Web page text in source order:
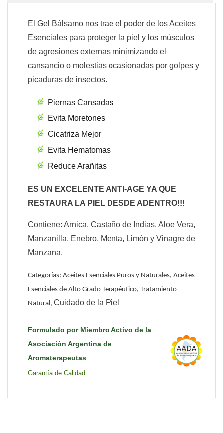
El Gel Bálsamo nos trae el poder de los Aceites
Esenciales para proteger la piel y los músculos
de agresiones externas minimizando el
cansancio o molestias ocasionadas por golpes y
picaduras de insectos.
Piernas Cansadas
Evita Moretones
Cicatriza Mejor
Evita Hematomas
Reduce Arañitas
ES UN EXCELENTE ANTI-AGE YA QUE
RESTAURA LA PIEL DESDE ADENTRO!!!
Contiene: Arnica, Castaño de Indias, Aloe Vera,
Manzanilla, Enebro, Menta, Limón y Vinagre de
Manzana.
Categorías: Aceites Esenciales Puros y Naturales, Aceites
Esenciales de Alto Grado Terapéutico, Tratamiento
Natural, Cuidado de la Piel
Formulado por Miembro Activo de la
Asociación Argentina de
Aromaterapeutas
Garantía de Calidad